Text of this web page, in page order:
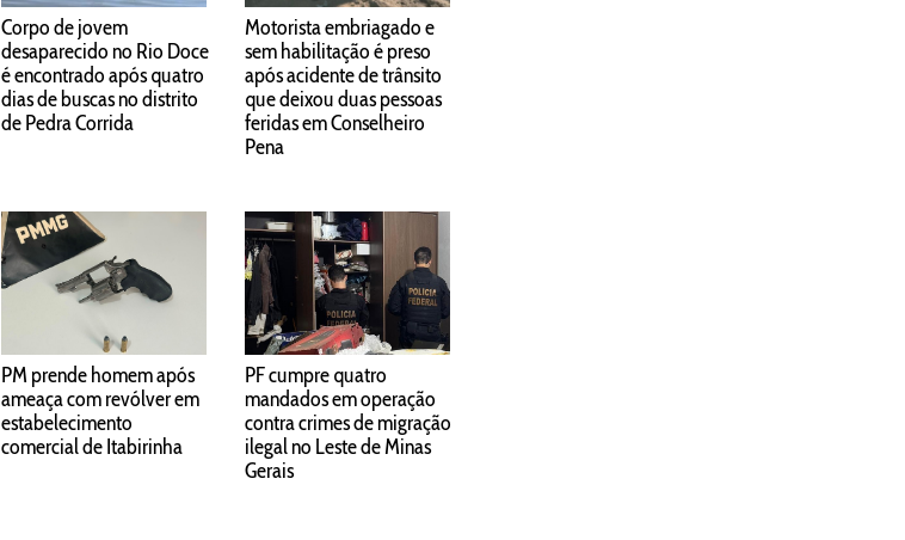
Corpo de jovem
desaparecido no Rio Doce
é encontrado após quatro
dias de buscas no distrito
de Pedra Corrida
Motorista embriagado e
sem habilitação é preso
após acidente de trânsito
que deixou duas pessoas
feridas em Conselheiro
Pena
PM prende homem após
ameaça com revólver em
estabelecimento
comercial de Itabirinha
PF cumpre quatro
mandados em operação
contra crimes de migração
ilegal no Leste de Minas
Gerais